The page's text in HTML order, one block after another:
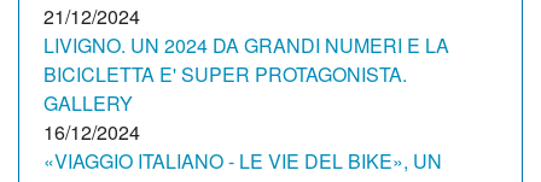
21/12/2024
LIVIGNO. UN 2024 DA GRANDI NUMERI E LA
BICICLETTA E' SUPER PROTAGONISTA.
GALLERY
16/12/2024
«VIAGGIO ITALIANO - LE VIE DEL BIKE», UN